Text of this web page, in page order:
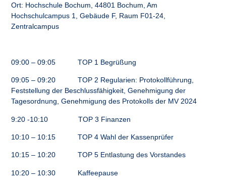
Ort: Hochschule Bochum, 44801 Bochum, Am
Hochschulcampus 1, Gebäude F, Raum F01-24,
Zentralcampus
09:00 – 09:05 TOP 1 Begrüßung
09:05 – 09:20 TOP 2 Regularien: Protokollführung,
Feststellung der Beschlussfähigkeit, Genehmigung der
Tagesordnung, Genehmigung des Protokolls der MV 2024
9:20 -10:10 TOP 3 Finanzen
10:10 – 10:15 TOP 4 Wahl der Kassenprüfer
10:15 – 10:20 TOP 5 Entlastung des Vorstandes
10:20 – 10:30 Kaffeepause